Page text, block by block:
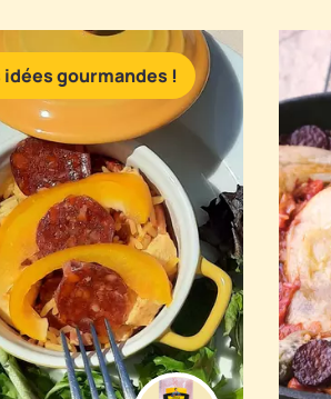
idées gourmandes !
la peau du chorizo
avant de le couper